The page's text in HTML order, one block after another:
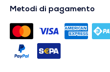
Metodi di pagamento